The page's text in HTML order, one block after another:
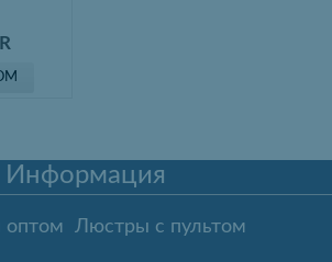
Информация
Люстры с пультом